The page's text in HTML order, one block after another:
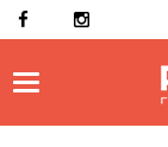
Toggle